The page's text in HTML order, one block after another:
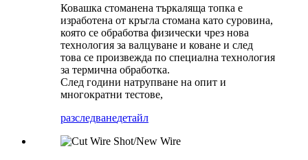
Ковашка стоманена търкаляща топка е
изработена от кръгла стомана като суровина,
която се обработва физически чрез нова
технология за валцуване и коване и след
това се произвежда по специална технология
за термична обработка.
След години натрупване на опит и
многократни тестове,
разследванедетайл